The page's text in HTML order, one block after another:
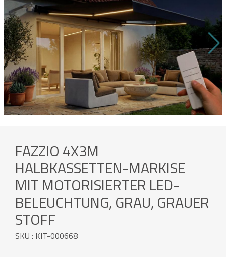
FAZZIO 4X3M
HALBKASSETTEN-MARKISE
MIT MOTORISIERTER LED-
BELEUCHTUNG, GRAU, GRAUER
STOFF
SKU : KIT-000668